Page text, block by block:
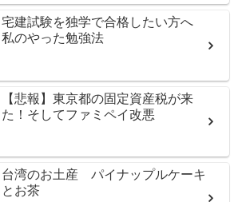
宅建試験を独学で合格したい方へ
私のやった勉強法
【悲報】東京都の固定資産税が来
た！そしてファミペイ改悪
台湾のお土産 パイナップルケーキ
とお茶